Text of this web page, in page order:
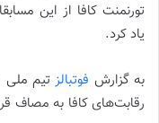
تورنمنت کافا از این
یاد کرد.
به گزارش فوتبالزتیم ملی